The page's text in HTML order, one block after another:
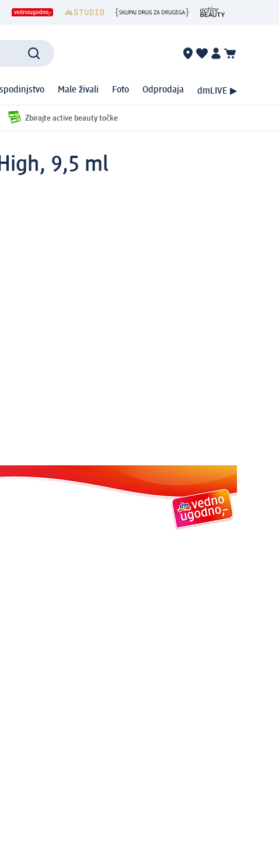
Male živali Foto Odprodaja dmLIVE ▶
Zbirajte active beauty točke
9,5 ml